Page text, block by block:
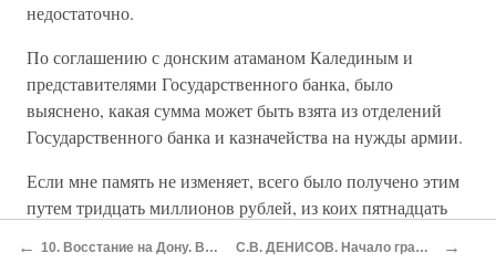
недостаточно.
По соглашению с донским атаманом Калединым и
представителями Государственного банка, было
выяснено, какая сумма может быть взята из отделений
Государственного банка и казначейства на нужды армии.
Если мне память не изменяет, всего было получено этим
путем тридцать миллионов рублей, из коих пятнадцать
распоряжение генерала Алексеева.
← 10. Восстание на Дону. Возвращение армии на Дон С.В. ДЕНИСОВ. Начало гражданской войны на Дону[49] →